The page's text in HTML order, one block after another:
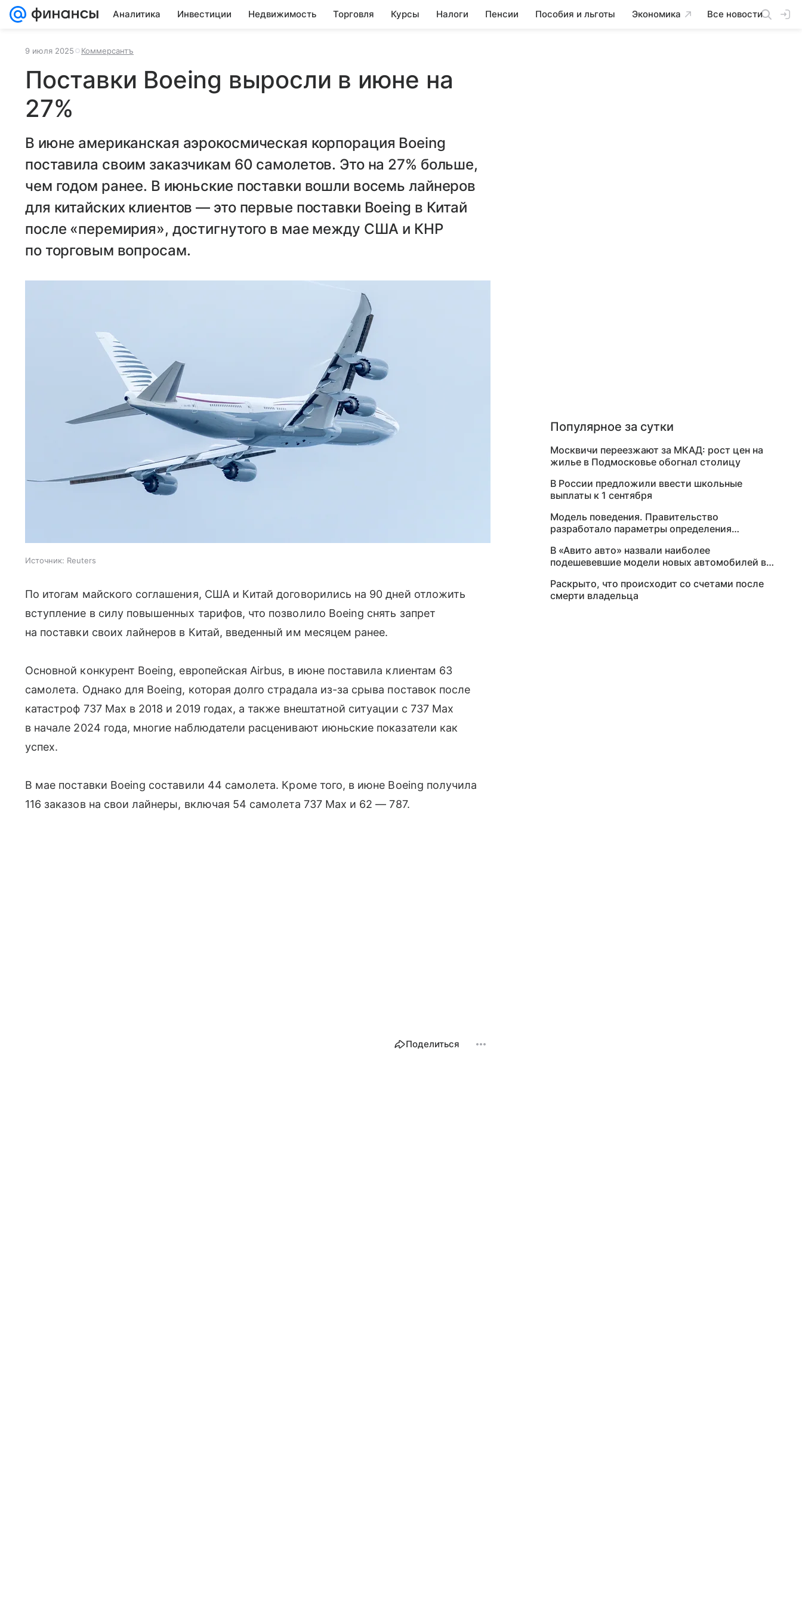
Аналитика Инвестиции Недвижимость Торговля Курсы Налоги Пенсии Пособия и льготы Экономика Все новости
9 июля 2025 Коммерсантъ
Поставки Boeing выросли в июне на
27%
В июне американская аэрокосмическая корпорация Boeing
поставила своим заказчикам 60 самолетов. Это на 27% больше,
чем годом ранее. В июньские поставки вошли восемь лайнеров
для китайских клиентов — это первые поставки Boeing в Китай
после «перемирия», достигнутого в мае между США и КНР
по торговым вопросам.
Источник: Reuters
По итогам майского соглашения, США и Китай договорились на 90 дней отложить
вступление в силу повышенных тарифов, что позволило Boeing снять запрет
на поставки своих лайнеров в Китай, введенный им месяцем ранее.
Основной конкурент Boeing, европейская Airbus, в июне поставила клиентам 63
самолета. Однако для Boeing, которая долго страдала из-за срыва поставок после
катастроф 737 Max в 2018 и 2019 годах, а также внештатной ситуации c 737 Max
в начале 2024 года, многие наблюдатели расценивают июньские показатели как
успех.
В мае поставки Boeing составили 44 самолета. Кроме того, в июне Boeing получила
116 заказов на свои лайнеры, включая 54 самолета 737 Max и 62 — 787.
Поделиться
Популярное за сутки
Москвичи переезжают за МКАД: рост цен на
жилье в Подмосковье обогнал столицу
В России предложили ввести школьные
выплаты к 1 сентября
Модель поведения. Правительство
разработало параметры определения
В «Авито авто» назвали наиболее
подешевевшие модели новых автомобилей в
Раскрыто, что происходит со счетами после
смерти владельца